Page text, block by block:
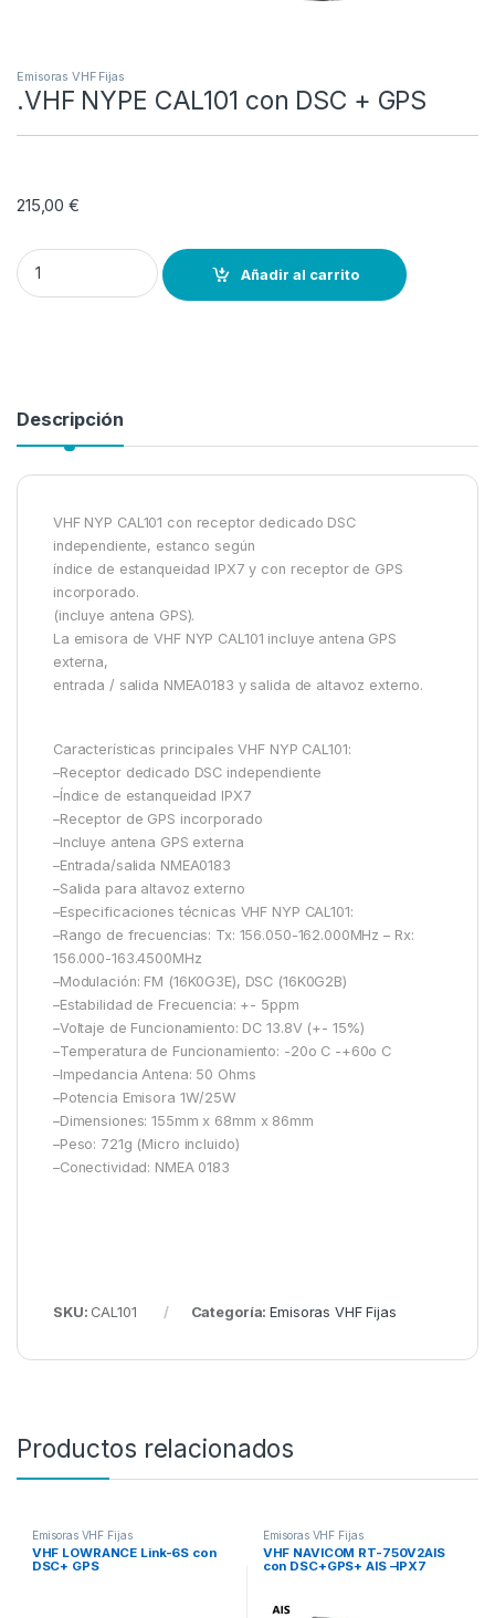
Emisoras VHF Fijas
.VHF NYPE CAL101 con DSC + GPS
215,00€
.VHF NYPE CAL101 con DSC + GPS quantity
Añadir al carrito
Descripción
VHF NYP CAL101 con receptor dedicado DSC
independiente, estanco según
índice de estanqueidad IPX7 y con receptor de GPS
incorporado.
(incluye antena GPS).
La emisora de VHF NYP CAL101 incluye antena GPS
externa,
entrada / salida NMEA0183 y salida de altavoz externo.
Características principales VHF NYP CAL101:
–Receptor dedicado DSC independiente
–Índice de estanqueidad IPX7
–Receptor de GPS incorporado
–Incluye antena GPS externa
–Entrada/salida NMEA0183
–Salida para altavoz externo
–Especificaciones técnicas VHF NYP CAL101:
–Rango de frecuencias: Tx: 156.050-162.000MHz – Rx:
156.000-163.4500MHz
–Modulación: FM (16K0G3E), DSC (16K0G2B)
–Estabilidad de Frecuencia: +- 5ppm
–Voltaje de Funcionamiento: DC 13.8V (+- 15%)
–Temperatura de Funcionamiento: -20o C -+60o C
–Impedancia Antena: 50 Ohms
–Potencia Emisora 1W/25W
–Dimensiones: 155mm x 68mm x 86mm
–Peso: 721g (Micro incluido)
–Conectividad: NMEA 0183
SKU: CAL101 Categoría:Emisoras VHF Fijas
Productos relacionados
Emisoras VHF Fijas
VHF LOWRANCE Link-6S con
DSC+ GPS
Emisoras VHF Fijas
VHF NAVICOM RT-750V2AIS
con DSC+GPS+ AIS –IPX7